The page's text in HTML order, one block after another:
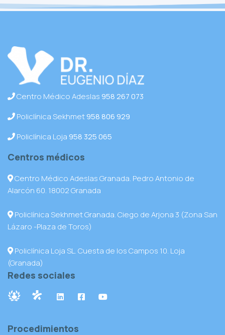
Centro Médico Adeslas 958 267 073
Policlínica Sekhmet958 806 929
Policlínica Loja 958 325 065
Centros médicos
Centro Médico Adeslas Granada. Pedro Antonio de
Alarcón 60. 18002 Granada
Policlínica Sekhmet Granada. Ciego de Arjona 3 (Zona San
Lázaro -Plaza de Toros)
Policlínica Loja SL. Cuesta de los Campos 10. Loja
(Granada)
Redes sociales
Procedimientos